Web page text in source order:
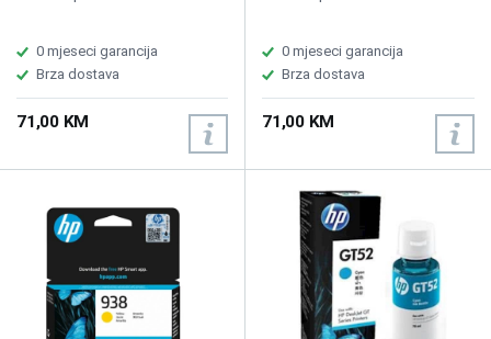
0 mjeseci garancija
Brza dostava
71,00 KM
0 mjeseci garancija
Brza dostava
71,00 KM